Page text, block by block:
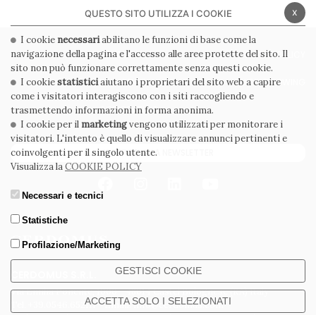
Via Emilia Ponente, 1000 - 48014 Castel Bolognese (RA) Italy
Tel. +39.0546.652111 - Email: info@cerdomus.com
PRIVACY POLICY COOKIE POLICY
CONDIZIONI GENERALI WHISTLEBLOWING
CODICE ETICO
ISCRIVITI ALLA NEWSLETTER
x
QUESTO SITO UTILIZZA I COOKIE
I cookie necessariabilitano le funzioni di base come la
navigazione della pagina e l'accesso alle aree protette del sito. Il
sito non può funzionare correttamente senza questi cookie.
I cookiestatisticiaiutano i proprietari del sito web a capire
come i visitatori interagiscono con i siti raccogliendo e
trasmettendo informazioni in forma anonima.
I cookie per il marketingvengono utilizzati per monitorare i
visitatori. L'intento è quello di visualizzare annunci pertinenti e
coinvolgenti per il singolo utente.
Visualizza laCOOKIE POLICY
Necessari e tecnici
Statistiche
Profilazione/Marketing
GESTISCI COOKIE
ACCETTA SOLO I SELEZIONATI